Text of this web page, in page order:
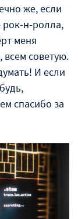
же, если
рок-н-ролла,
меня
всем советую.
И если
спасибо за